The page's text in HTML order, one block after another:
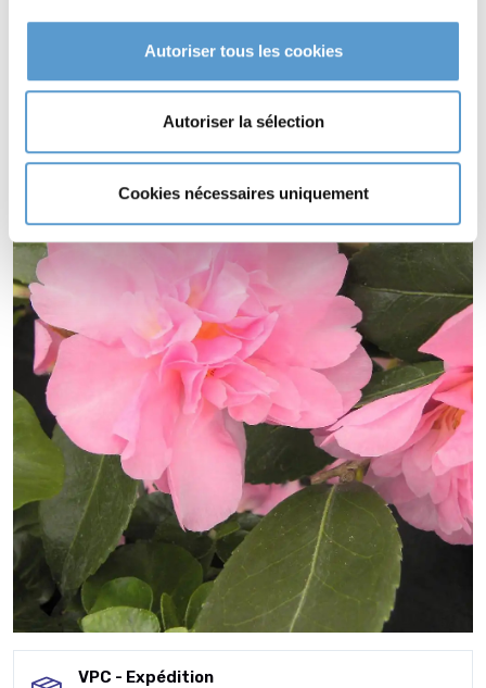
Autoriser tous les cookies
Autoriser la sélection
Cookies nécessaires uniquement
'Showa-no-sakae'
sol acide..
CAMELLIA sasanqua 'Showa-no-sakae' est odorante ().
VPC - Expédition